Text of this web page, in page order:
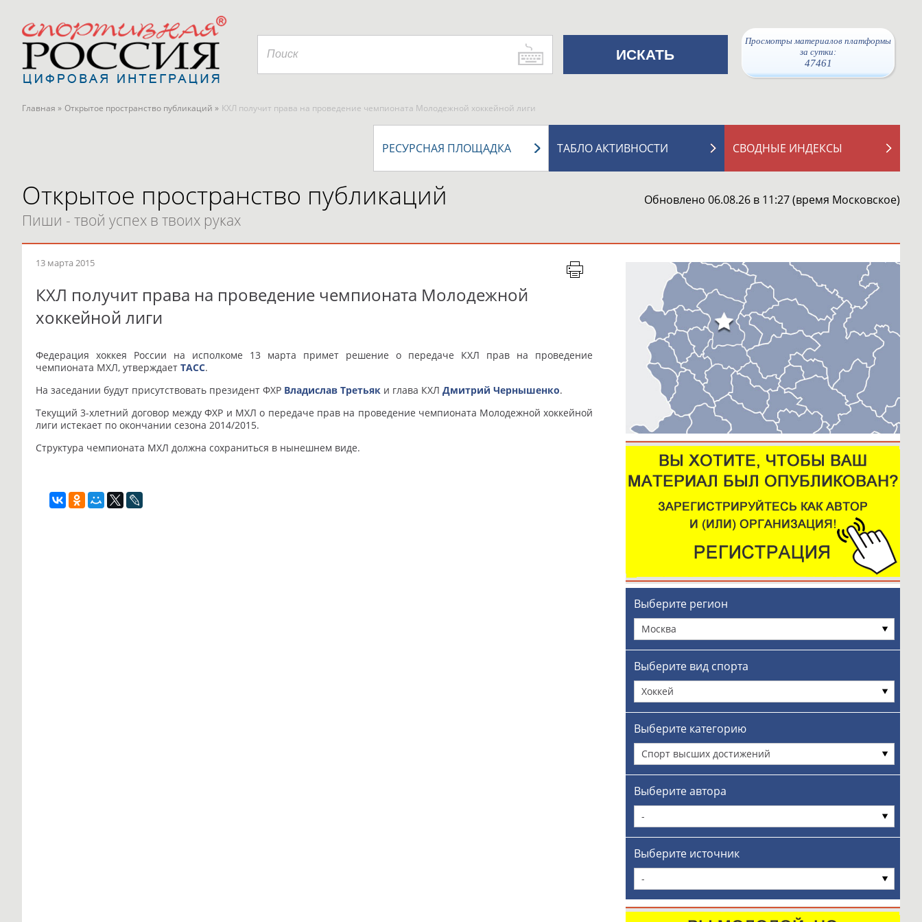
Просмотры материалов платформы
за сутки:
47461
Главная » Открытое пространство публикаций » КХЛ получит права на проведение чемпионата Молодежной хоккейной лиги
СВОДНЫЕ ИНДЕКСЫ
ТАБЛО АКТИВНОСТИ
РЕСУРСНАЯ ПЛОЩАДКА
Открытое пространство публикаций
Пиши - твой успех в твоих руках
Обновлено 06.08.26 в 11:27 (время Московское)
13 марта 2015
КХЛ получит права на проведение чемпионата Молодежной
хоккейной лиги
Федерация хоккея России на исполкоме 13 марта примет решение о передаче КХЛ прав на проведение
чемпионата МХЛ, утверждает ТАСС.
На заседании будут присутствовать президент ФХР Владислав Третьяк и глава КХЛ Дмитрий Чернышенко.
Текущий 3-хлетний договор между ФХР и МХЛ о передаче прав на проведение чемпионата Молодежной хоккейной
лиги истекает по окончании сезона 2014/2015.
Структура чемпионата МХЛ должна сохраниться в нынешнем виде.
Выберите регион
Москва
Выберите вид спорта
Хоккей
Выберите категорию
Спорт высших достижений
Выберите автора
-
Выберите источник
-